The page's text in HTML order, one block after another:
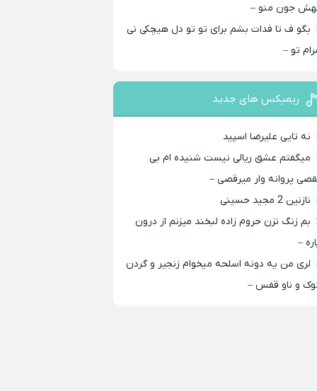
جون منو –
بگو ف تا فدات بشم برای تو تو دل هیچکی نی
تو –
ریمیکس های جدید
نه تایی علیرضا اسپید
میگفتم عشق ریالی نیست شنیده ام بی
پروانه وار میرقصی –
نازنین 2 مجید حسینی
بم زنگ نزن حروم زاده لبخند میزنم از درون
–
لری من یه دونه اسلحه میخوام زﻧﺠﻴﺮ و ﮔﺮدن
و ﻧﺎو ﻗﻔﺲ –